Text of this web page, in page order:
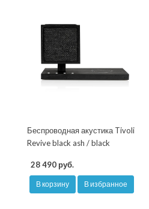
Беспроводная акустика Tivoli
Revive black ash / black
28 490 руб.
В корзину В избранное